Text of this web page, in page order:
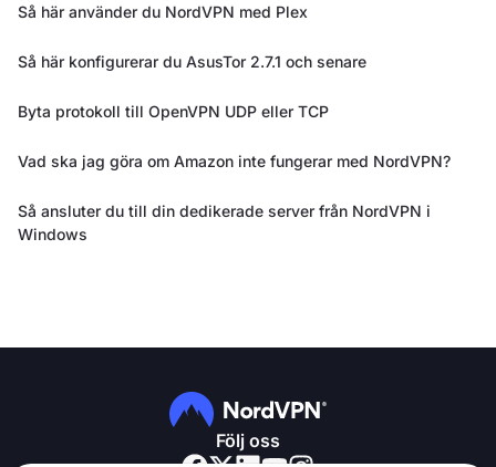
Så här använder du NordVPN med Plex
Så här konfigurerar du AsusTor 2.7.1 och senare
Byta protokoll till OpenVPN UDP eller TCP
Vad ska jag göra om Amazon inte fungerar med NordVPN?
Så ansluter du till din dedikerade server från NordVPN i
Windows
Följ oss